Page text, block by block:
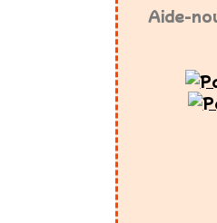
Aide-